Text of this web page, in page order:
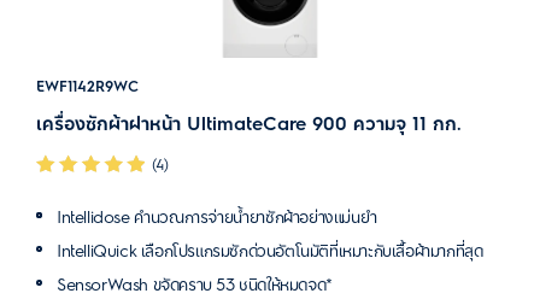
EWF1142R9WC
เครื่องซักผ้าฝาหน้า UltimateCare 900 ความจุ 11 กก.
(4)
Intellidose คำนวณการจ่ายน้ำยาซักผ้าอย่างแม่นยำ
IntelliQuick เลือกโปรแกรมซักด่วนอัตโนมัติที่เหมาะกับเสื้อผ้ามากที่สุด
SensorWash ขจัดคราบ 53 ชนิดให้หมดจด*